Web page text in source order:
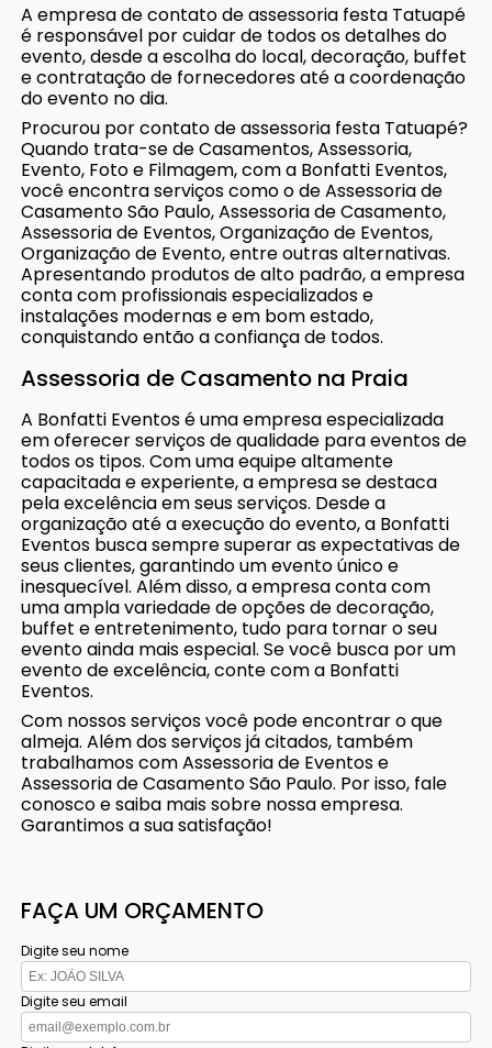
A empresa de contato de assessoria festa Tatuapé
é responsável por cuidar de todos os detalhes do
evento, desde a escolha do local, decoração, buffet
e contratação de fornecedores até a coordenação
do evento no dia.
Procurou por contato de assessoria festa Tatuapé?
Quando trata-se de Casamentos, Assessoria,
Evento, Foto e Filmagem, com a Bonfatti Eventos,
você encontra serviços como o de Assessoria de
Casamento São Paulo, Assessoria de Casamento,
Assessoria de Eventos, Organização de Eventos,
Organização de Evento, entre outras alternativas.
Apresentando produtos de alto padrão, a empresa
conta com profissionais especializados e
instalações modernas e em bom estado,
conquistando então a confiança de todos.
Assessoria de Casamento na Praia
A Bonfatti Eventos é uma empresa especializada
em oferecer serviços de qualidade para eventos de
todos os tipos. Com uma equipe altamente
capacitada e experiente, a empresa se destaca
pela excelência em seus serviços. Desde a
organização até a execução do evento, a Bonfatti
Eventos busca sempre superar as expectativas de
seus clientes, garantindo um evento único e
inesquecível. Além disso, a empresa conta com
uma ampla variedade de opções de decoração,
buffet e entretenimento, tudo para tornar o seu
evento ainda mais especial. Se você busca por um
evento de excelência, conte com a Bonfatti
Eventos.
Com nossos serviços você pode encontrar o que
almeja. Além dos serviços já citados, também
trabalhamos com Assessoria de Eventos e
Assessoria de Casamento São Paulo. Por isso, fale
conosco e saiba mais sobre nossa empresa.
Garantimos a sua satisfação!
FAÇA UM ORÇAMENTO
Digite seu nome
Digite seu email